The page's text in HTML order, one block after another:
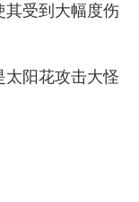
其受到大幅度伤
太阳花攻击大怪